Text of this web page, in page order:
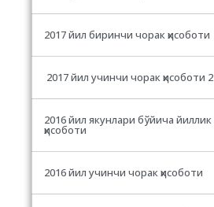
2017 йил биринчи чорак ҳисоботи
2017 йил учинчи чорак ҳисоботи 2
2016 йил якунлари бўйича йиллик
ҳисоботи
2016 йил учинчи чорак ҳисоботи